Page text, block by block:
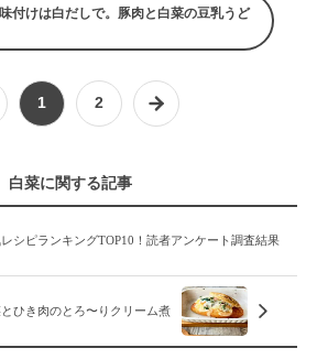
付けは白だしで。豚肉と白菜の豆乳うど
1 2
白菜に関する記事
シピランキングTOP10！読者アンケート調査結果
ひき肉のとろ〜りクリーム煮